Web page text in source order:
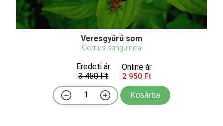
Veresgyűrű som
Cornus sanguinea
Eredeti ár
3 450 Ft
Online ár
2 950 Ft
Kosárba